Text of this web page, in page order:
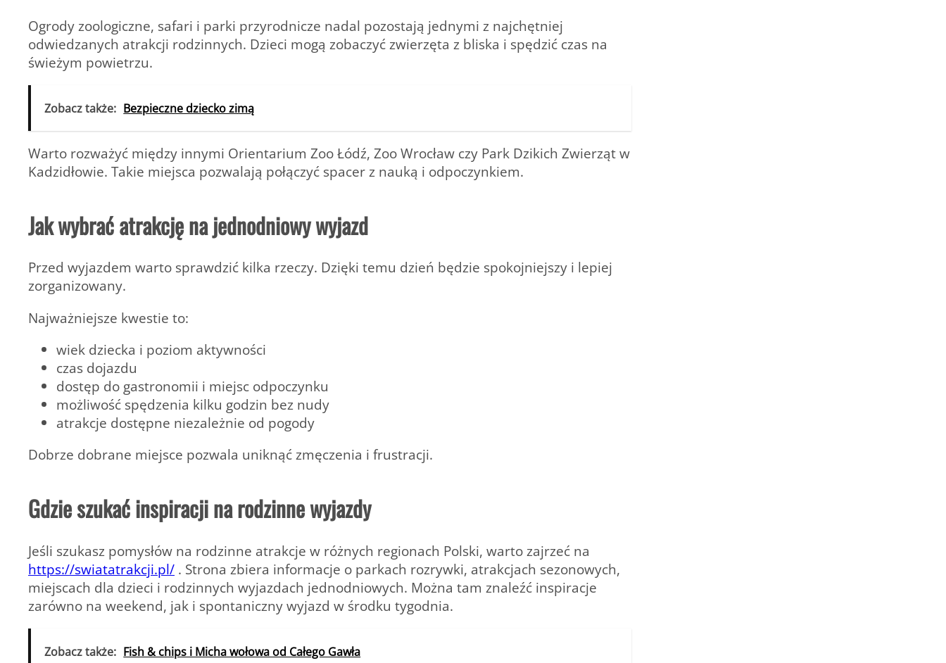
Ogrody zoologiczne, safari i parki przyrodnicze nadal pozostają jednymi z najchętniej
odwiedzanych atrakcji rodzinnych. Dzieci mogą zobaczyć zwierzęta z bliska i spędzić czas na
świeżym powietrzu.
Zobacz także: Bezpieczne dziecko zimą
Warto rozważyć między innymi Orientarium Zoo Łódź, Zoo Wrocław czy Park Dzikich Zwierząt w
Kadzidłowie. Takie miejsca pozwalają połączyć spacer z nauką i odpoczynkiem.
Jak wybrać atrakcję na jednodniowy wyjazd
Przed wyjazdem warto sprawdzić kilka rzeczy. Dzięki temu dzień będzie spokojniejszy i lepiej
zorganizowany.
Najważniejsze kwestie to:
wiek dziecka i poziom aktywności
czas dojazdu
dostęp do gastronomii i miejsc odpoczynku
możliwość spędzenia kilku godzin bez nudy
atrakcje dostępne niezależnie od pogody
Dobrze dobrane miejsce pozwala uniknąć zmęczenia i frustracji.
Gdzie szukać inspiracji na rodzinne wyjazdy
Jeśli szukasz pomysłów na rodzinne atrakcje w różnych regionach Polski, warto zajrzeć na
https://swiatatrakcji.pl/ . Strona zbiera informacje o parkach rozrywki, atrakcjach sezonowych,
miejscach dla dzieci i rodzinnych wyjazdach jednodniowych. Można tam znaleźć inspiracje
zarówno na weekend, jak i spontaniczny wyjazd w środku tygodnia.
Zobacz także: Fish & chips i Micha wołowa od Całego Gawła